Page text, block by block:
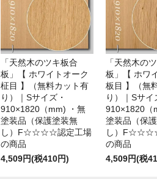
「天然木のツキ板合
板」【 ホワイトオーク
柾目 】（無料カット有
り）｜Sサイズ・
910×1820（mm) ・無
塗装品（保護塗装無
し）F☆☆☆☆認定工場
の商品
4,509円(税410円)
「天然木の
板」【 ホワ
板目 】（無
り）｜Sサイ
910×1820（
塗装品（保
し）
の商品
4,509円(税